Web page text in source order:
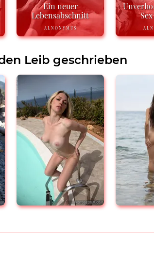
Ein neuer
Lebensabschnitt
ALNONYMUS
Leib geschrieben